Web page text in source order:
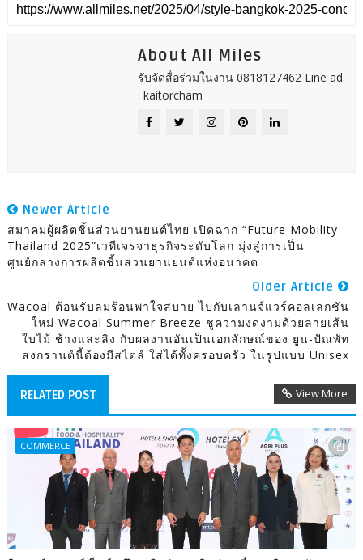
About All Miles
รับจัดสื่อร่วมในงาน 0818127462 Line ad
: kaitorcham
Newer Article
สมาคมผู้ผลิตชิ้นส่วนยานยนต์ไทย เปิดฉาก “Future Mobility
Thailand 2025”เวทีเจรจาธุรกิจระดับโลก มุ่งสู่การเป็น
ศูนย์กลางการผลิตชิ้นส่วนยานยนต์แห่งอนาคต
Older Article
Wacoal ต้อนรับลมร้อนพาใจสบาย ไปกับเลานจ์แวร์คอลเลกชัน
ใหม่ Wacoal Summer Breeze ชูความงดงามด้วยลายเส้น
ใบไม้ ช้างและลิง กับผลงานอันเป็นเอกลักษณ์ของ ยูน-ปัณพัท
สงกรานต์นี้ต้องมีสไตล์ ใส่ได้ทั้งครอบครัว ในรูปแบบ Unisex
RELATED POST View More
COMMERCE